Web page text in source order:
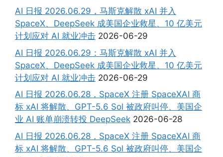
AI 日报 2026.06.29，马斯克解散 xAI 并入
SpaceX、DeepSeek 成美国企业救星、10 亿美元
计划应对 AI 就业冲击 2026-06-29
AI 日报 2026.06.29：马斯克解散 xAI 并入
SpaceX、DeepSeek 成美国企业救星、10 亿美元
计划应对 AI 就业冲击 2026-06-29
AI 日报 2026.06.28，SpaceX 注册 SpaceXAI 商
标 xAI 将解散、GPT-5.6 Sol 被政府叫停、美国企
业 AI 账单崩溃转投 DeepSeek 2026-06-28
AI 日报 2026.06.28，SpaceX 注册 SpaceXAI 商
标 xAI 将解散、GPT-5.6 Sol 被政府叫停、美国企